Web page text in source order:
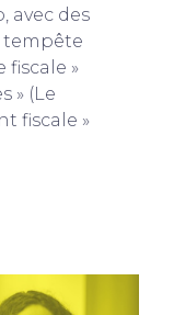
avec des
tempête
fiscale »
» (Le
fiscale »